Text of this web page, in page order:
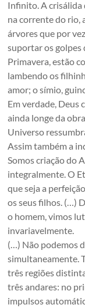
Infinito. A crisálida
na corrente do rio,
árvores que por
suportar os golpes
Primavera, estão
lambendo os
amor; o símio,
Em verdade, Deus
ainda longe da
Universo
Assim também a
Somos criação do
integralmente. O
que seja a
os seus filhos. (…)
o homem, vimos
invariavelmente.
(…) Não podemos
simultaneamente.
três regiões
três andares: no
impulsos